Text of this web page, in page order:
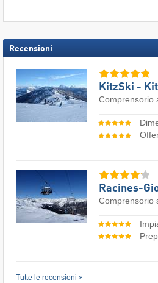
Recensioni
KitzSki -
Comprensorio
Racines-
Comprensorio
Tutte le recensioni